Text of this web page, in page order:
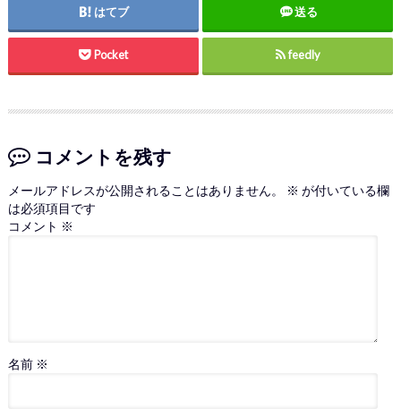
はてブ 送る
Pocket feedly
コメントを残す
メールアドレスが公開されることはありません。 ※ が付いている欄
は必須項目です
コメント ※
名前 ※